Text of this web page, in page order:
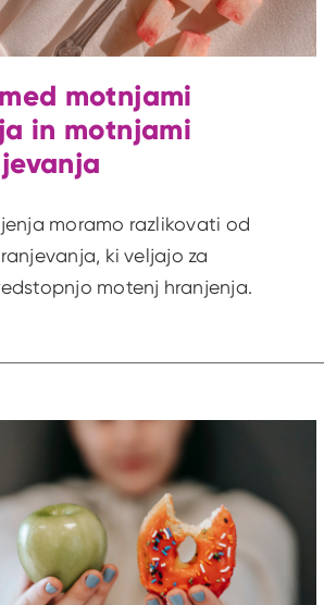
motnjami
in motnjami
moramo razlikovati od
ki veljajo za
motenj hranjenja.